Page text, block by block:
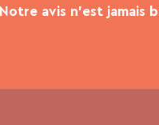
Notre avis n’est jamais